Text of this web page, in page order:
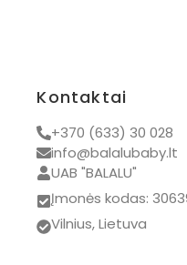
Kontaktai
+370 (633) 30 028
info@balalubaby.lt
UAB "BALALU"
Įmonės kodas:
Vilnius, Lietuva